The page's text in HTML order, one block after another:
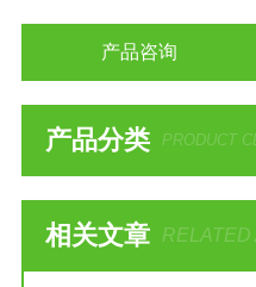
产品咨询
产品分类 PRODUCT
相关文章 RELATED